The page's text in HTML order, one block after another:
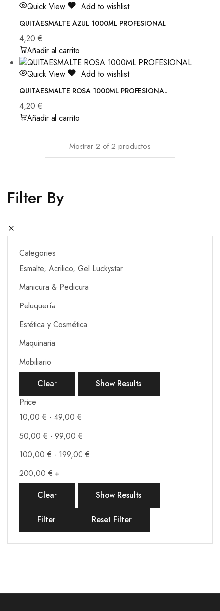
Quick View Add to wishlist
QUITAESMALTE AZUL 1000ML PROFESIONAL
4,20 €
Añadir al carrito
Quick View Add to wishlist
QUITAESMALTE ROSA 1000ML PROFESIONAL
4,20 €
Añadir al carrito
Mostrar 2 of 2 productos
Filter By
Categories
Esmalte, Acrilico, Gel Luckystar
Manicura & Pedicura
Peluquería
Estética y Cosmética
Maquinaria
Mobiliario
Clear
Show Results
Price
10,00 € - 49,00 €
50,00 € - 99,00 €
100,00 € - 199,00 €
200,00 € +
Clear
Show Results
Filter Reset Filter